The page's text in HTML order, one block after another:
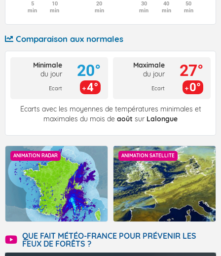
5
min
10
min
20
min
30
min
40
min
50
min
Comparaison aux normales
Minimale
du jour
Ecart
20°
4°
Maximale
du jour
Ecart
27°
0°
Écarts avec les moyennes de températures minimales et
maximales du mois de août sur Lalongue
ANIMATION RADAR ANIMATION SATELLITE
QUE FAIT MÉTÉO-FRANCE POUR PRÉVENIR LES
FEUX DE FORÊTS ?